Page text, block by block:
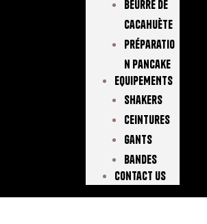
Beurre De
Cacahuète
Préparatio
N Pancake
EQUIPEMENTS
Shakers
Ceintures
Gants
Bandes
Contact Us